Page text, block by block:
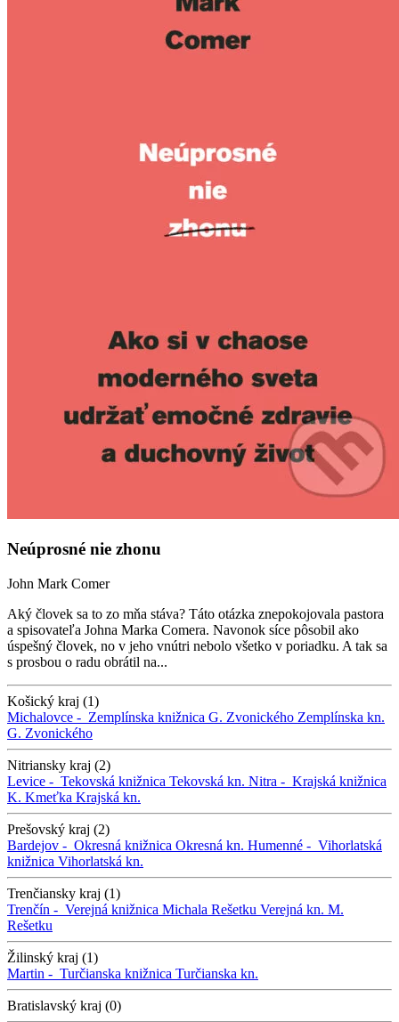
Neúprosné nie zhonu
John Mark Comer
Aký človek sa to zo mňa stáva? Táto otázka znepokojovala pastora
a spisovateľa Johna Marka Comera. Navonok síce pôsobil ako
úspešný človek, no v jeho vnútri nebolo všetko v poriadku. A tak sa
s prosbou o radu obrátil na...
Košický kraj (1)
Michalovce - Zemplínska knižnica G. Zvonického Zemplínska kn.
G. Zvonického
Nitriansky kraj (2)
Levice - Tekovská knižnica Tekovská kn. Nitra - Krajská knižnica
K. Kmeťka Krajská kn.
Prešovský kraj (2)
Bardejov - Okresná knižnica Okresná kn. Humenné - Vihorlatská
knižnica Vihorlatská kn.
Trenčiansky kraj (1)
Trenčín - Verejná knižnica Michala Rešetku Verejná kn. M.
Rešetku
Žilinský kraj (1)
Martin - Turčianska knižnica Turčianska kn.
Bratislavský kraj (0)